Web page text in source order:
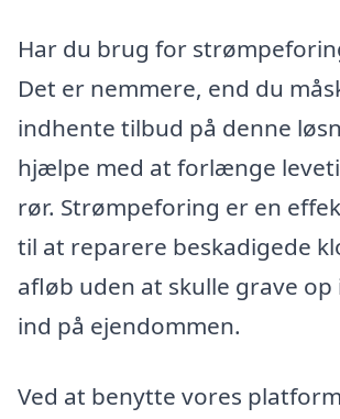
Har du brug for
Det er nemmere, end du
indhente tilbud på denne
hjælpe med at forlænge
rør. Strømpeforing er en
til at reparere beskadigede
afløb uden at skulle grave op
ind på ejendommen.
Ved at benytte vores